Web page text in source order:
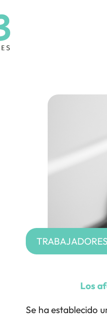
Los
Se ha establecido